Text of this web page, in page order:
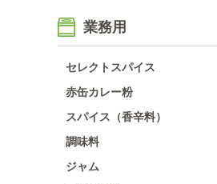
業務用
セレクトスパイス
赤缶カレー粉
スパイス（香辛料）
調味料
ジャム